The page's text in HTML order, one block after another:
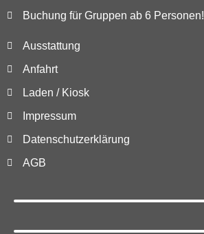
Buchung für Gruppen ab 6 Personen!
Ausstattung
Anfahrt
Laden / Kiosk
Impressum
Datenschutzerklärung
AGB